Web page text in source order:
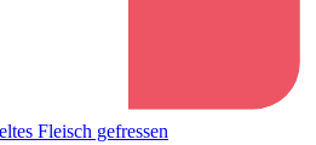
Fleisch gefressen